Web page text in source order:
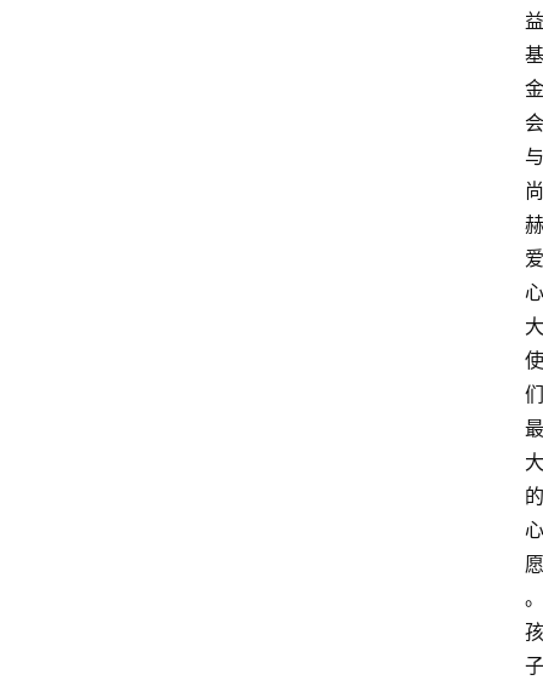
益
基
金
会
与
尚
赫
爱
心
大
使
们
最
大
的
心
愿
。
孩
子